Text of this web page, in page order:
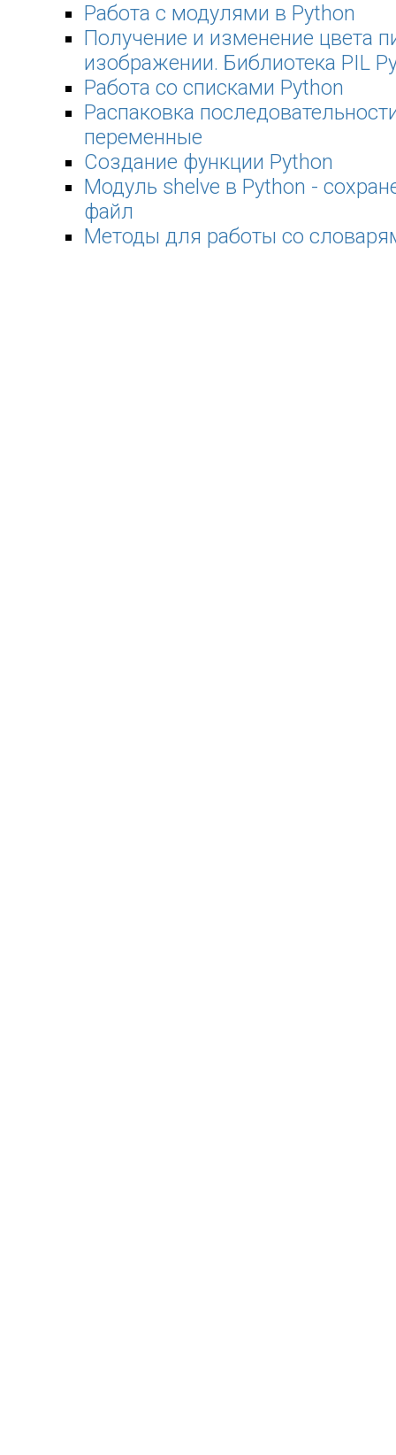
Работа с модулями в Python
Получение и изменение цвета
изображении. Библиотека PIL
Работа со списками Python
Распаковка
переменные
Создание функции Python
Модуль shelve в Python -
файл
Методы для работы со